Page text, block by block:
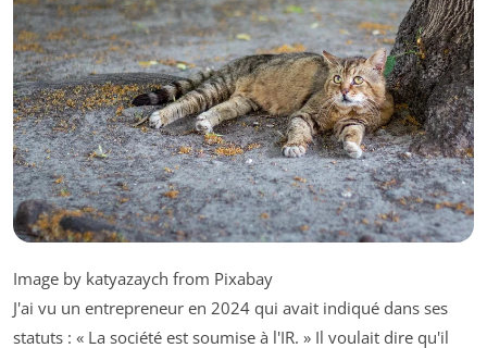
Image by katyazaych from Pixabay
J'ai vu un entrepreneur en 2024 qui avait indiqué dans ses
statuts : « La société est soumise à l'IR. » Il voulait dire qu'il